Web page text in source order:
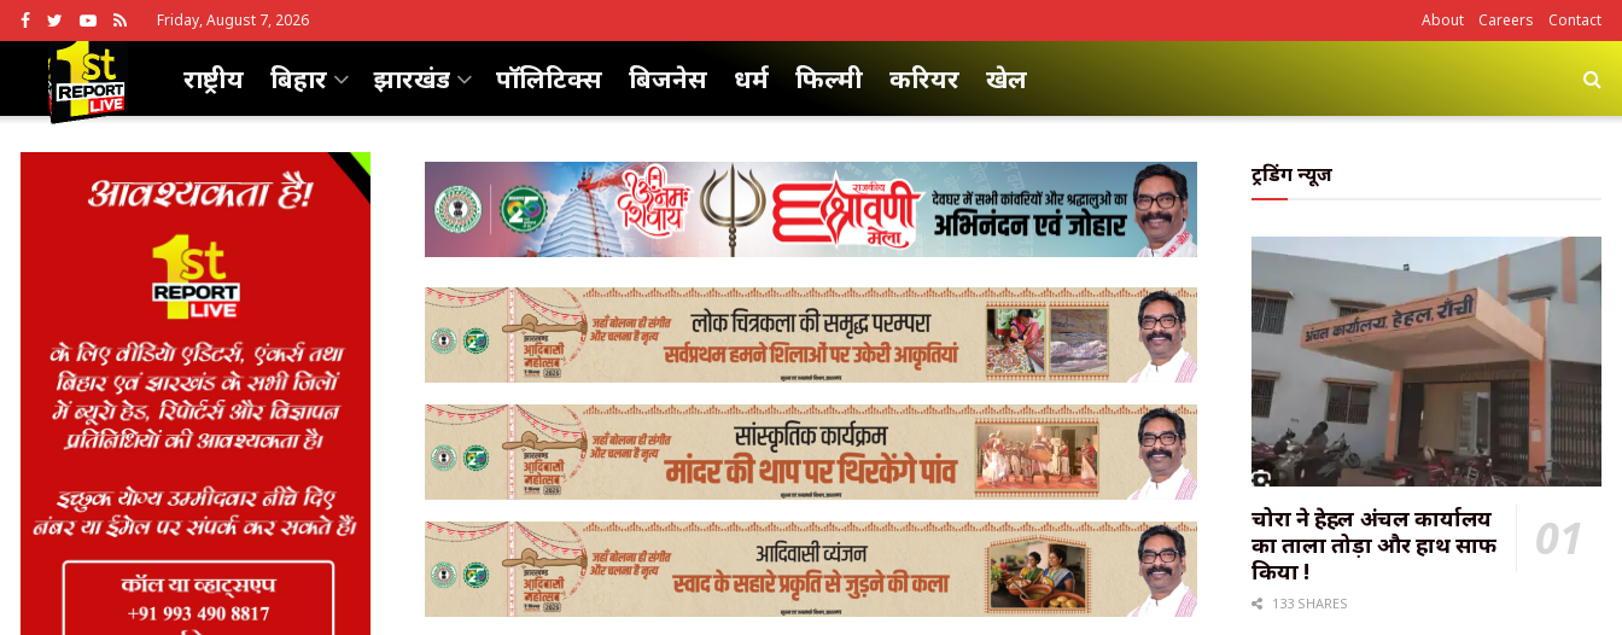
Friday, August 7, 2026 About Careers Contact
राष्ट्रीय बिहार झारखंड पॉलिटिक्स बिजनेस धर्म फिल्मी करियर खेल
ट्रेंडिंग न्यूज
चोरों ने हेहल अंचल कार्यालय
का ताला तोड़ा और हाथ साफ
किया !
133 SHARES